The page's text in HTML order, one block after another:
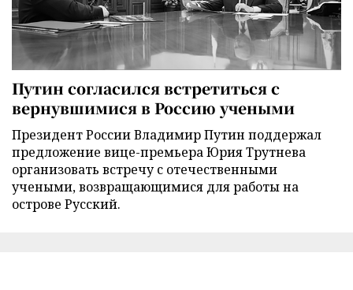
Путин согласился встретиться с
вернувшимися в Россию учеными
Президент России Владимир Путин поддержал
предложение вице-премьера Юрия Трутнева
организовать встречу с отечественными
учеными, возвращающимися для работы на
острове Русский.